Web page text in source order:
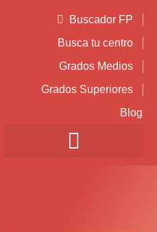
Buscador FP
Busca tu centro
Grados Medios
Grados Superiores
Blog